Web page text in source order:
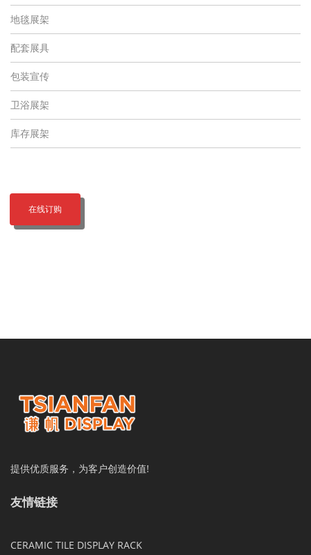
地毯展架
配套展具
包装宣传
卫浴展架
库存展架
在线订购
提供优质服务，为客户创造价值!
友情链接
CERAMIC TILE DISPLAY RACK